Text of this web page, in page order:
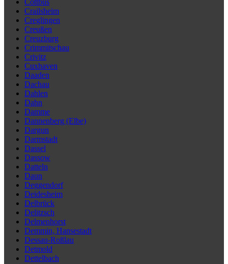
Cottbus
Crailsheim
Creglingen
Creußen
Creuzburg
Crimmitschau
Crivitz
Cuxhaven
Daaden
Dachau
Dahlen
Dahn
Damme
Dannenberg (Elbe)
Dargun
Darmstadt
Dassel
Dassow
Datteln
Daun
Deggendorf
Deidesheim
Delbrück
Delitzsch
Delmenhorst
Demmin, Hansestadt
Dessau-Roßlau
Detmold
Dettelbach